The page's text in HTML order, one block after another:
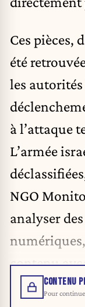
Ces pièces,
été
les
à l’attaque
L’armée
NGO
analyser
contenu
CONTENU
Pour